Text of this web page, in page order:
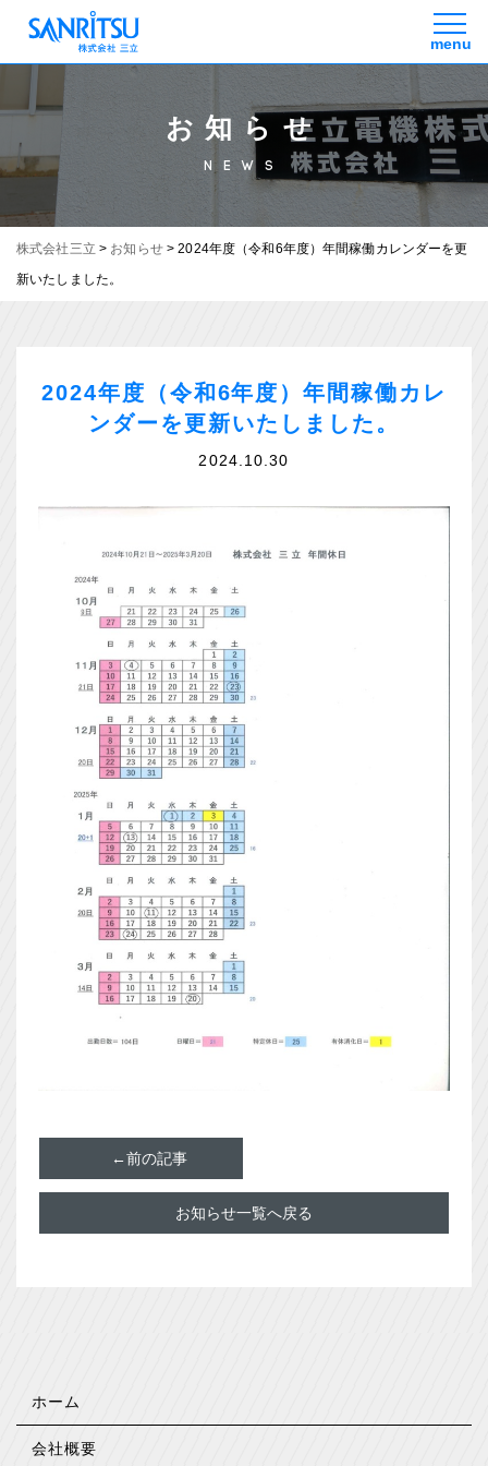
お知らせ
NEWS
株式会社三立 > お知らせ>2024年度（令和6年度）年間稼働カレンダーを更
新いたしました。
2024年度（令和6年度）年間稼働カレ
ンダーを更新いたしました。
2024.10.30
←前の記事
お知らせ一覧へ戻る
ホーム
会社概要